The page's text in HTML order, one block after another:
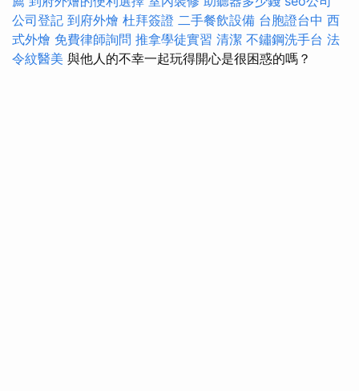
公司登記 到府外燴 杜拜簽證 二手餐飲設備 台胞證台中 西
式外燴 免費律師詢問 推拿學徒實習 清潔 不鏽鋼洗手台 法
令紋醫美 與他人的不幸一起玩得開心是很困惑的嗎？